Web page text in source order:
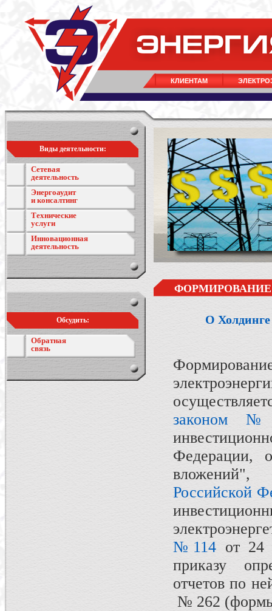
КЛИЕНТАМ
Виды деятельности:
Сетевая
деятельность
Энергоаудит
и консалтинг
Технические
услуги
Инновационная
деятельность
Обсудить:
Обратная
связь
О Холдинге
законом
Федерации,
Российской
№114от 24
приказу
отчетов по
№ 262 (формы